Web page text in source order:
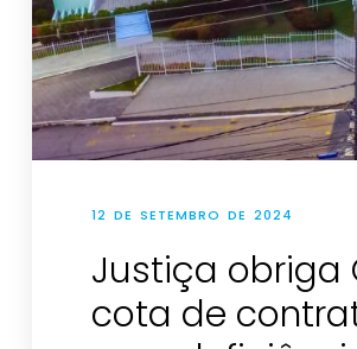
12 DE SETEMBRO DE 2024
Justiça obriga
cota de